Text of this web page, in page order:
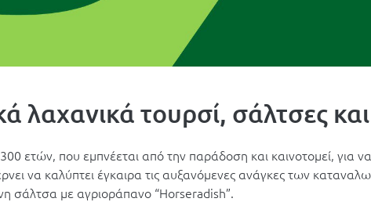
λαχανικά τουρσί, σάλτσες
ετών, που εμπνέεται από την παράδοση και καινοτομεί,
να καλύπτει έγκαιρα τις αυξανόμενες ανάγκες των
σάλτσα με αγριοράπανο “Horseradish”.